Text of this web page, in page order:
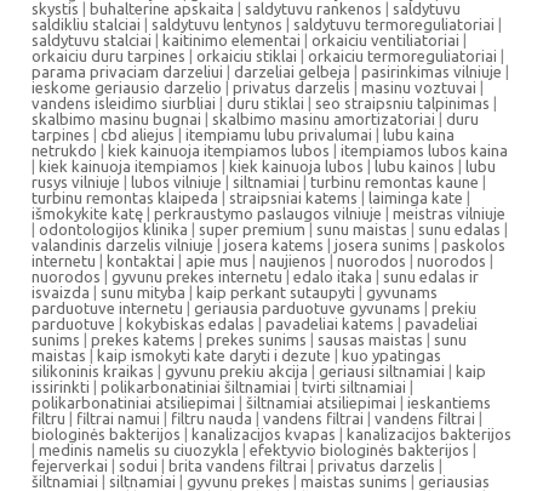
skystis | buhalterine apskaita | saldytuvu rankenos | saldytuvu
saldikliu stalciai | saldytuvu lentynos | saldytuvu termoreguliatoriai |
saldytuvu stalciai | kaitinimo elementai | orkaiciu ventiliatoriai |
orkaiciu duru tarpines | orkaiciu stiklai | orkaiciu termoreguliatoriai |
parama privaciam darzeliui | darzeliai gelbeja | pasirinkimas vilniuje |
ieskome geriausio darzelio | privatus darzelis | masinu voztuvai |
vandens isleidimo siurbliai | duru stiklai | seo straipsniu talpinimas |
skalbimo masinu bugnai | skalbimo masinu amortizatoriai | duru
tarpines | cbd aliejus | itempiamu lubu privalumai | lubu kaina
netrukdo | kiek kainuoja itempiamos lubos | itempiamos lubos kaina
| kiek kainuoja itempiamos | kiek kainuoja lubos | lubu kainos | lubu
rusys vilniuje | lubos vilniuje | siltnamiai | turbinu remontas kaune |
turbinu remontas klaipeda | straipsniai katems | laiminga kate |
išmokykite katę | perkraustymo paslaugos vilniuje | meistras vilniuje
| odontologijos klinika | super premium | sunu maistas | sunu edalas |
valandinis darzelis vilniuje | josera katems | josera sunims | paskolos
internetu | kontaktai | apie mus | naujienos | nuorodos | nuorodos |
nuorodos | gyvunu prekes internetu | edalo itaka | sunu edalas ir
isvaizda | sunu mityba | kaip perkant sutaupyti | gyvunams
parduotuve internetu | geriausia parduotuve gyvunams | prekiu
parduotuve | kokybiskas edalas | pavadeliai katems | pavadeliai
sunims | prekes katems | prekes sunims | sausas maistas | sunu
maistas | kaip ismokyti kate daryti i dezute | kuo ypatingas
silikoninis kraikas | gyvunu prekiu akcija | geriausi siltnamiai | kaip
issirinkti | polikarbonatiniai šiltnamiai | tvirti siltnamiai |
polikarbonatiniai atsiliepimai | šiltnamiai atsiliepimai | ieskantiems
filtru | filtrai namui | filtru nauda | vandens filtrai | vandens filtrai |
biologinės bakterijos | kanalizacijos kvapas | kanalizacijos bakterijos
| medinis namelis su ciuozykla | efektyvio biologinės bakterijos |
fejerverkai | sodui | brita vandens filtrai | privatus darzelis |
šiltnamiai | siltnamiai | gyvunu prekes | maistas sunims | geriausias